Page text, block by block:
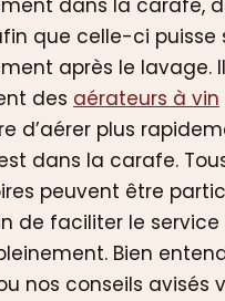
dans la carafe,
que celle-ci puisse
après le lavage.
des aérateurs à vin
d’aérer plus
dans la carafe.
peuvent être
de faciliter le service
Bien
nos conseils avisés